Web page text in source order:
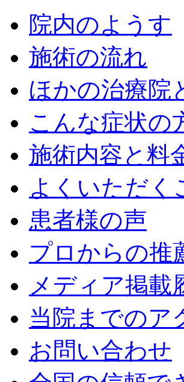
院内のようす
施術の流れ
ほかの治療院
こんな症状の
施術内容と料
よくいただく
患者様の声
プロからの推
メディア掲載
当院までのア
お問い合わせ